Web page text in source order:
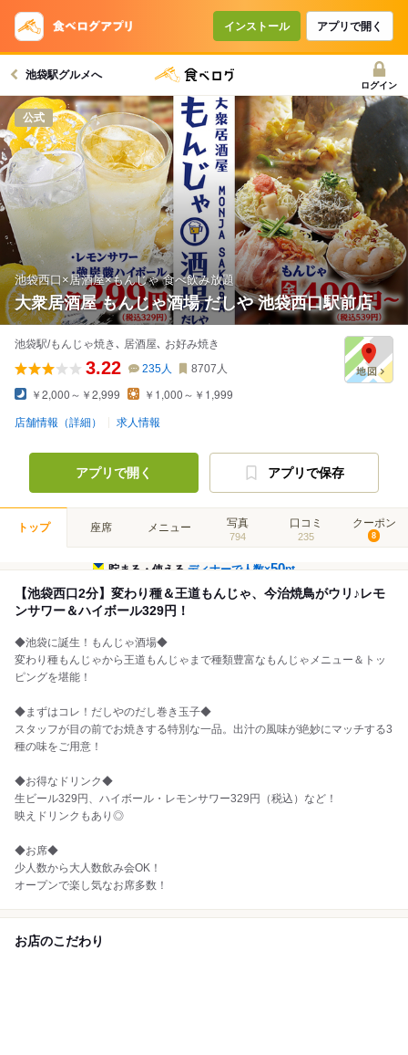
インストール アプリで開く
池袋駅グルメへ
ログイン
公式
池袋西口×居酒屋×もんじゃ 食べ飲み放題
大衆居酒屋 もんじゃ酒場 だしや 池袋西口駅前店
池袋駅/もんじゃ焼き､ 居酒屋､ お好み焼き
3.22 235人 8707 人
￥2,000～￥2,999 ￥1,000～￥1,999
店舗情報（詳細） 求人情報
アプリで開く アプリで保存
トップ 座席 メニュー 写真
794
口コミ
235
クーポン
8
貯まる・使えるディナーで人数×50pt
【池袋西口2分】変わり種＆王道もんじゃ、今治焼鳥がウリ♪レモ
ンサワー＆ハイボール329円！
◆池袋に誕生！もんじゃ酒場◆
変わり種もんじゃから王道もんじゃまで種類豊富なもんじゃメニュー＆トッ
ピングを堪能！
◆まずはコレ！だしやのだし巻き玉子◆
スタッフが目の前でお焼きする特別な一品。出汁の風味が絶妙にマッチする3
種の味をご用意！
◆お得なドリンク◆
生ビール329円、ハイボール・レモンサワー329円（税込）など！
映えドリンクもあり◎
◆お席◆
少人数から大人数飲み会OK！
オープンで楽し気なお席多数！
お店のこだわり
コースで使えるクーポン
戻る
クーポンを利用せず予約する